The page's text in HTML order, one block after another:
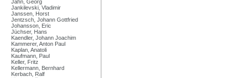
Jahn, Georg
Jankilevski, Vladimir
Janssen, Horst
Jentzsch, Johann Gottfried
Johansson, Eric
Jüchser, Hans
Kaendler, Johann Joachim
Kammerer, Anton Paul
Kaplan, Anatoli
Kaufmann, Paul
Keller, Fritz
Kellermann, Bernhard
Kerbach, Ralf